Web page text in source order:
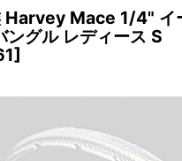
Harvey Mace 1/4" イ
ングル レディース S
]